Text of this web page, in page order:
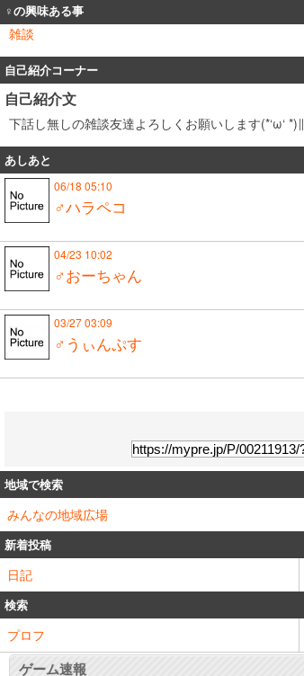
♀の興味ある事
雑談
自己紹介コーナー
自己紹介文
下話し無しの雑談友達よろしくお願いします(*‘ω‘ *)∥
あしあと
06/18 05:10
♂ハラペコ
04/23 10:02
♂おーちゃん
03/27 03:09
♂うぃんぷす
地域で検索
みんなの地域広場
新着投稿
日記
検索
プロフ
ゲーム速報